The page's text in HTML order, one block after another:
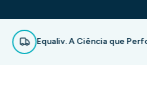
Equaliv. A Ciência que Performa.